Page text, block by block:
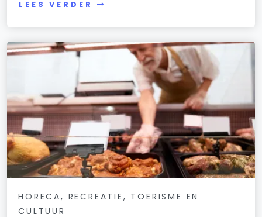
LEES VERDER
HORECA, RECREATIE, TOERISME EN
CULTUUR